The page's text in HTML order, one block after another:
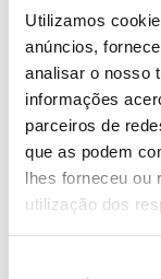
Utilizamos
anúncios,
analisar o nosso
informações
parceiros de
que as podem
lhes forneceu ou
utilização dos
para a
necessária
Saiba mais
Scapefire
13.07.2026